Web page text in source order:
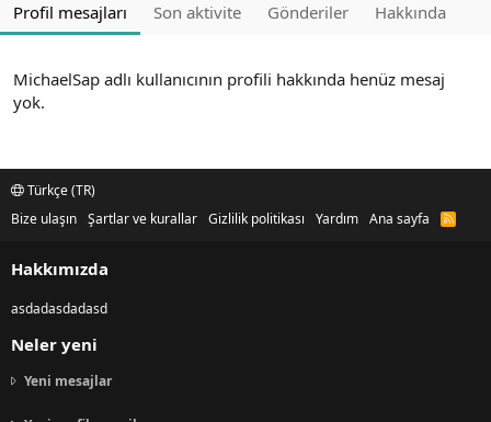
Profil mesajları Son aktivite Gönderiler Hakkında
MichaelSap adlı kullanıcının profili hakkında henüz mesaj
yok.
Türkçe (TR)
Bize ulaşın Şartlar ve kurallar Gizlilik politikası Yardım Ana sayfa
R
Hakkımızda
asdadasdadasd
Neler yeni
Yeni mesajlar